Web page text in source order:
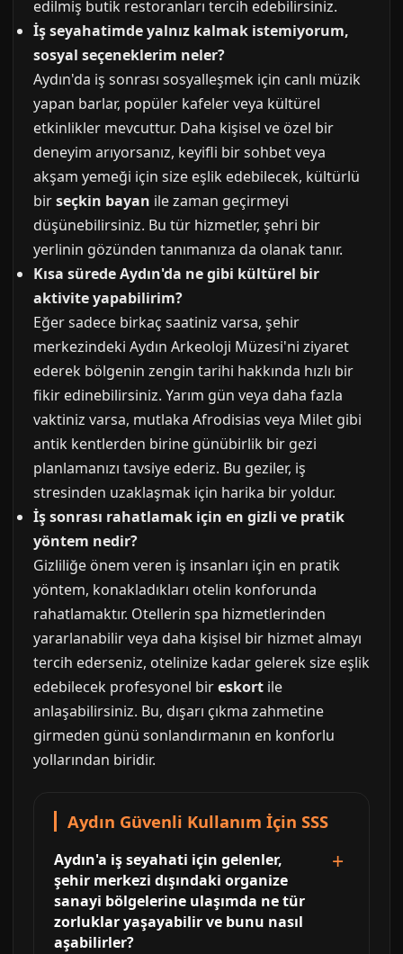
edilmiş butik restoranları tercih edebilirsiniz.
İş seyahatimde yalnız kalmak istemiyorum,
sosyal seçeneklerim neler?
Aydın'da iş sonrası sosyalleşmek için canlı müzik
yapan barlar, popüler kafeler veya kültürel
etkinlikler mevcuttur. Daha kişisel ve özel bir
deneyim arıyorsanız, keyifli bir sohbet veya
akşam yemeği için size eşlik edebilecek, kültürlü
birseçkin bayan ile zaman geçirmeyi
düşünebilirsiniz. Bu tür hizmetler, şehri bir
yerlinin gözünden tanımanıza da olanak tanır.
Kısa sürede Aydın'da ne gibi kültürel bir
aktivite yapabilirim?
Eğer sadece birkaç saatiniz varsa, şehir
merkezindeki Aydın Arkeoloji Müzesi'ni ziyaret
ederek bölgenin zengin tarihi hakkında hızlı bir
fikir edinebilirsiniz. Yarım gün veya daha fazla
vaktiniz varsa, mutlaka Afrodisias veya Milet gibi
antik kentlerden birine günübirlik bir gezi
planlamanızı tavsiye ederiz. Bu geziler, iş
stresinden uzaklaşmak için harika bir yoldur.
İş sonrası rahatlamak için en gizli ve pratik
yöntem nedir?
Gizliliğe önem veren iş insanları için en pratik
yöntem, konakladıkları otelin konforunda
rahatlamaktır. Otellerin spa hizmetlerinden
yararlanabilir veya daha kişisel bir hizmet almayı
tercih ederseniz, otelinize kadar gelerek size eşlik
edebilecek profesyonel bireskort ile
anlaşabilirsiniz. Bu, dışarı çıkma zahmetine
girmeden günü sonlandırmanın en konforlu
yollarından biridir.
Aydın Güvenli Kullanım İçin SSS
Aydın'a iş seyahati için gelenler,
şehir merkezi dışındaki organize
sanayi bölgelerine ulaşımda ne tür
zorluklar yaşayabilir ve bunu nasıl
aşabilirler?